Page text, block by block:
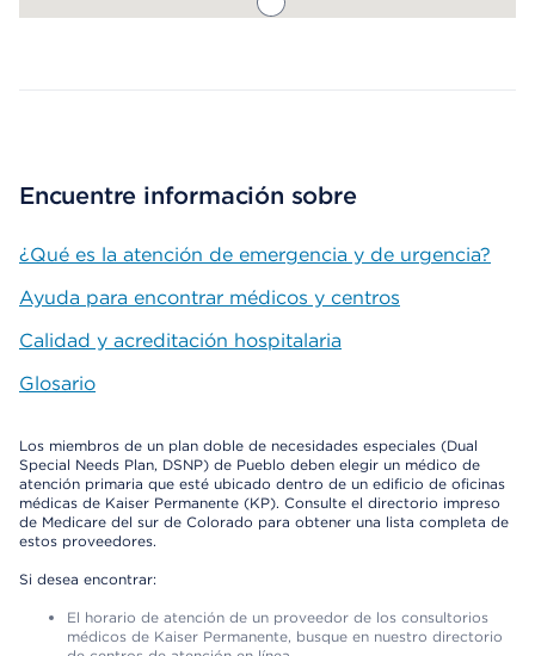
Encuentre información sobre
¿Qué es la atención de emergencia y de urgencia?
Ayuda para encontrar médicos y centros
Calidad y acreditación hospitalaria
Glosario
Los miembros de un plan doble de necesidades especiales (Dual
Special Needs Plan, DSNP) de Pueblo deben elegir un médico de
atención primaria que esté ubicado dentro de un edificio de oficinas
médicas de Kaiser Permanente (KP). Consulte el directorio impreso
de Medicare del sur de Colorado para obtener una lista completa de
estos proveedores.
Si desea encontrar:
El horario de atención de un proveedor de los consultorios
médicos de Kaiser Permanente, busque en nuestro directorio